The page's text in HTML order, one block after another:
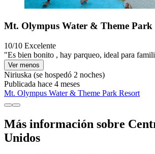
Mt. Olympus Water & Theme Park
10/10 Excelente
"Es bien bonito , hay parqueo, ideal para
Ver menos
Niriuska (se hospedó 2 noches)
Publicada hace 4 meses
Mt. Olympus Water & Theme Park Resort
Más información sobre
Unidos